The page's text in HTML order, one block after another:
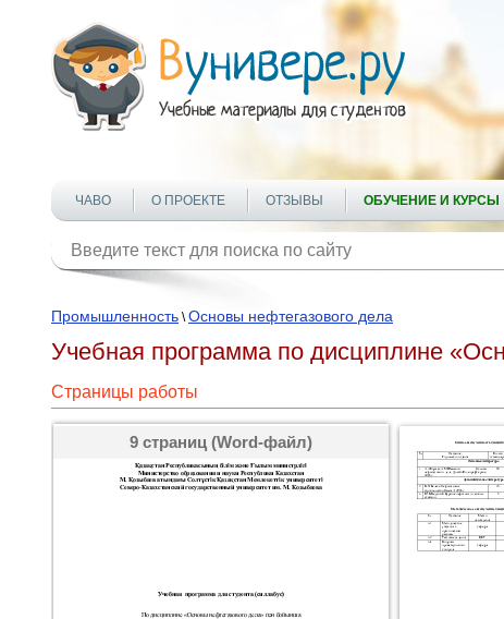
ЧАВО О ПРОЕКТЕ ОТЗЫВЫ ОБУЧЕНИЕ И КУРСЫ
Промышленность \Основы нефтегазового дела
Учебная программа по дисциплине
Страницы работы
9 страниц (Word-файл)